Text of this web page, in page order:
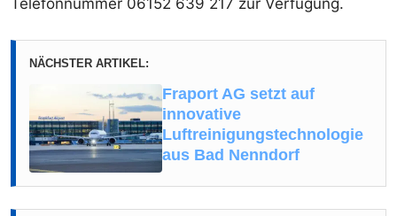
Telefonnummer 06152 639 217 zur Verfügung.
NÄCHSTER ARTIKEL:
Fraport AG setzt auf
innovative
Luftreinigungstechnologie
aus Bad Nenndorf